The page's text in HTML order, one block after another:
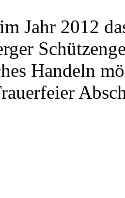
Jahr 2012
Handeln